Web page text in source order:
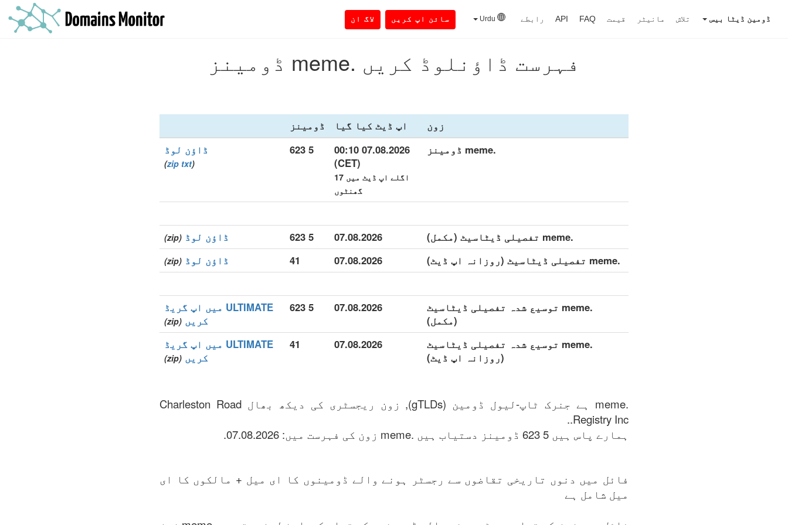
ڈومین ڈیٹا بیس تلاش مانیٹر قیمت FAQ
API رابطے سائن اپ کریں لاگ ان
فہرست ڈاؤنلوڈ کریں .meme ڈومینز
زون اپ ڈیٹ کیا گیا
ڈومینز
.meme ڈومینز
07.08.2026 00:10
(CET)
اگلے اپ ڈیٹ میں 17
گھنٹوں
5 623 ڈاؤن لوڈ
(
zip txt
)
.meme تفصیلی ڈیٹاسیٹ (مکمل) 07.08.2026
5 623 ڈاؤن لوڈ (zip)
.meme تفصیلی ڈیٹاسیٹ (روزانہ اپ ڈیٹ) 07.08.2026
41 ڈاؤن لوڈ (zip)
.meme توسیع شدہ تفصیلی ڈیٹاسیٹ
(مکمل)
07.08.2026
5 623
ULTIMATE میں اپ گریڈ
کریں (zip)
.meme توسیع شدہ تفصیلی ڈیٹاسیٹ
(روزانہ اپ ڈیٹ)
07.08.2026
41
ULTIMATE میں اپ گریڈ
کریں (zip)
.meme ہے جنرک ٹاپ-لیول ڈومین (gTLDs), زون ریجسٹری کی دیکھ بھال Charleston Road
Registry Inc..
ہمارے پاس ہیں 5 623 ڈومینز دستیاب ہیں .meme زون کی فہرست میں: 07.08.2026.
فائل میں دنوں تاریخی تقاضوں سے رجسٹر ہونے والے ڈومینوں کا ای میل + مالکوں کا ای
میل شامل ہے